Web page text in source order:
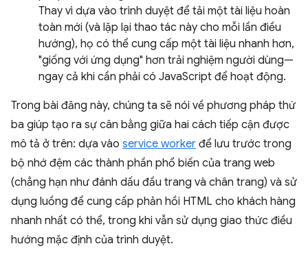
Thay vì dựa vào trình duyệt để tải một tài liệu hoàn
toàn mới (và lặp lại thao tác này cho mỗi lần điều
hướng), họ có thể cung cấp một tài liệu nhanh hơn,
"giống với ứng dụng" hơn trải nghiệm người dùng—
ngay cả khi cần phải có JavaScript để hoạt động.
Trong bài đăng này, chúng ta sẽ nói về phương pháp thứ
ba giúp tạo ra sự cân bằng giữa hai cách tiếp cận được
mô tả ở trên: dựa vào service worker để lưu trước trong
bộ nhớ đệm các thành phần phổ biến của trang web
(chẳng hạn như đánh dấu đầu trang và chân trang) và sử
dụng luồng để cung cấp phản hồi HTML cho khách hàng
nhanh nhất có thể, trong khi vẫn sử dụng giao thức điều
hướng mặc định của trình duyệt.